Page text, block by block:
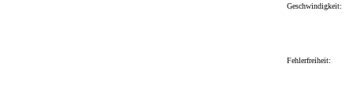
Geschwindigkeit:
Fehlerfreiheit: